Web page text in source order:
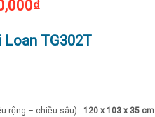
₫
TG302T
rộng – chiều sâu) : 120 x 103 x 35 cm